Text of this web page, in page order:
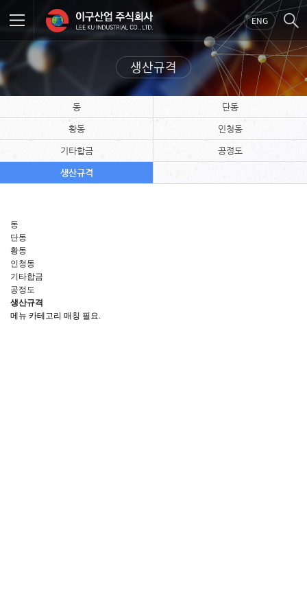
ENG
생산규격
동 단동
황동 인청동
기타합금 공정도
생산규격
동
단동
황동
인청동
기타합금
공정도
생산규격
메뉴 카테고리 매칭 필요.